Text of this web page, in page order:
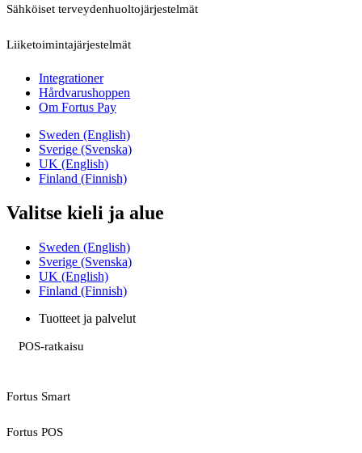
Sähköiset terveydenhuoltojärjestelmät
Liiketoimintajärjestelmät
Integrationer
Hårdvarushoppen
Om Fortus Pay
Sweden (English)
Sverige (Svenska)
UK (English)
Finland (Finnish)
Valitse kieli ja alue
Sweden (English)
Sverige (Svenska)
UK (English)
Finland (Finnish)
Tuotteet ja palvelut
POS-ratkaisu
Fortus Smart
Fortus POS